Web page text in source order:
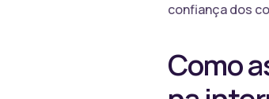
confiança dos
Como